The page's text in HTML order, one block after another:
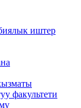
иштер
факультети